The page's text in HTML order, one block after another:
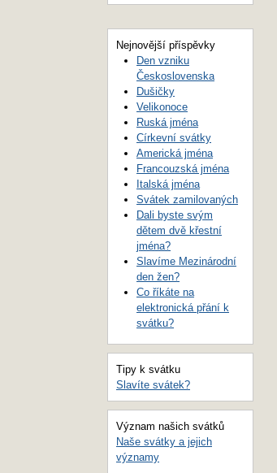
Nejnovější příspěvky
Den vzniku
Československa
Dušičky
Velikonoce
Ruská jména
Církevní svátky
Americká jména
Francouzská jména
Italská jména
Svátek zamilovaných
Dali byste svým
dětem dvě křestní
jména?
Slavíme Mezinárodní
den žen?
Co říkáte na
elektronická přání k
svátku?
Tipy k svátku
Slavíte svátek?
Význam našich svátků
Naše svátky a jejich
významy